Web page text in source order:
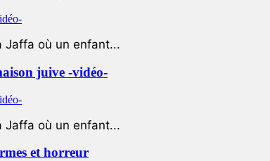
Jaffa où un enfant...
juive -vidéo-
Jaffa où un enfant...
et horreur